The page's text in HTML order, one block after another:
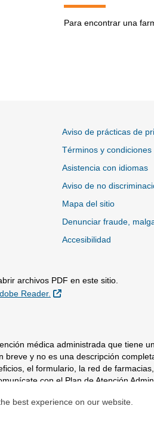
best experience on our website.
Para encontrar una
Aviso de prácticas de
Términos y condiciones
Asistencia con idiomas
Aviso de no
Mapa del sitio
Denunciar fraude,
Accesibilidad
archivos PDF en este sitio.
Reader.
Sitio Externo
Externo
médica administrada que tiene
breve y no es una descripción
el formulario, la red de
con el Plan de Atención